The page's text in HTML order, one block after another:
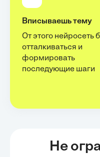
Вписываешь тему
От этого нейросеть
отталкиваться и
формировать
последующие шаги
Не